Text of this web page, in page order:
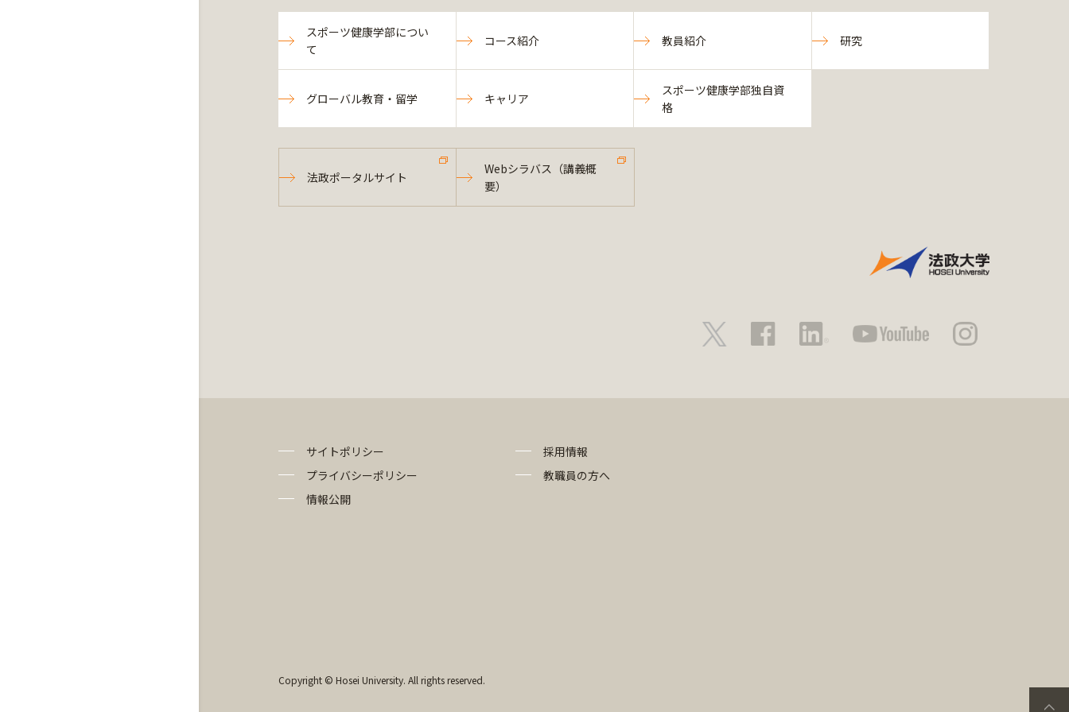
スポーツ健康学部につい
て
コース紹介 教員紹介 研究
グローバル教育・留学 キャリア
スポーツ健康学部独自資
格
法政ポータルサイト
Webシラバス（講義概
要）
サイトポリシー
プライバシーポリシー
情報公開
採用情報
教職員の方へ
Copyright © Hosei University. All rights reserved.